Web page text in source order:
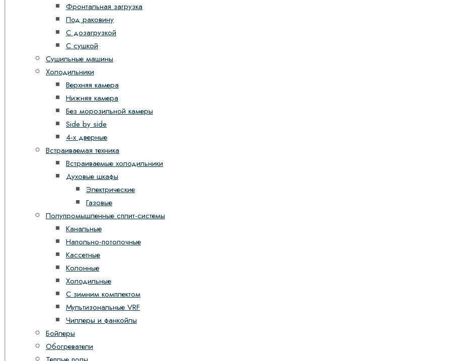
Фронтальная загрузка
Под раковину
С дозагрузкой
С сушкой
Сушильные машины
Холодильники
Верхняя камера
Нижняя камера
Без морозильной камеры
Side by side
4-х дверные
Встраиваемая техника
Встраиваемые холодильники
Духовые шкафы
Электрические
Газовые
Полупромышленные сплит-системы
Канальные
Напольно-потолочные
Кассетные
Колонные
Холодильные
С зимним комплектом
Мультизональные VRF
Чиллеры и фанкойлы
Бойлеры
Обогреватели